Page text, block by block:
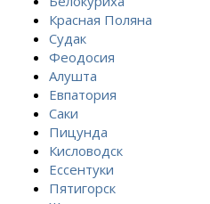
Красная Поляна
Судак
Феодосия
Алушта
Евпатория
Саки
Пицунда
Кисловодск
Ессентуки
Пятигорск